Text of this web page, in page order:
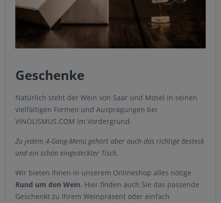
Geschenke
Natürlich steht der Wein von Saar und Mosel in seinen
vielfältigen Formen und Ausprägungen bei
VINOLISMUS.COM im Vordergrund.
Zu jedem 4-Gang-Menü gehört aber auch das richtige Besteck
und ein schön eingedeckter Tisch.
Wir bieten Ihnen in unserem Onlineshop alles nötige
Rund um den Wein. Hier finden auch Sie das passende
Geschenkt zu Ihrem Weinpräsent oder einfach